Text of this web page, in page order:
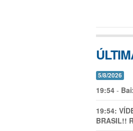
5/8/2026
19:54 -
19:54:
BRASIL!!